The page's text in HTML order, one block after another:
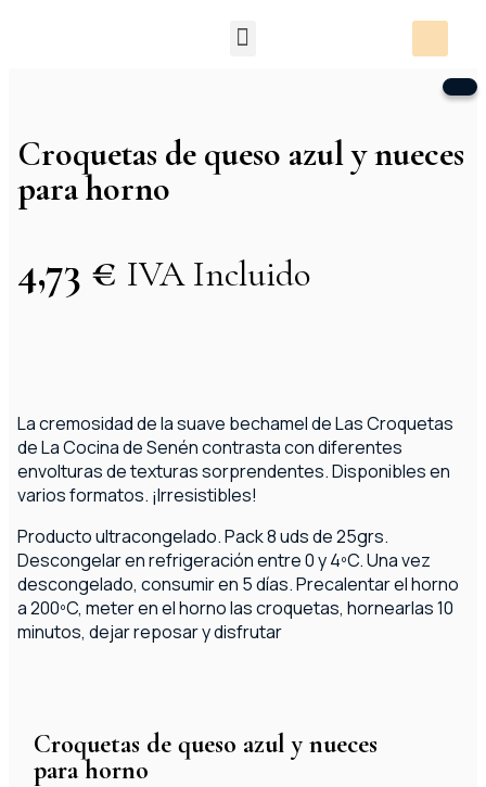
Croquetas de queso azul y nueces
para horno
4,73 € IVA Incluido
La cremosidad de la suave bechamel de Las Croquetas
de La Cocina de Senén contrasta con diferentes
envolturas de texturas sorprendentes. Disponibles en
varios formatos. ¡Irresistibles!
Producto ultracongelado. Pack 8 uds de 25grs.
Descongelar en refrigeración entre 0 y 4ºC. Una vez
descongelado, consumir en 5 días. Precalentar el horno
a 200ºC, meter en el horno las croquetas, hornearlas 10
minutos, dejar reposar y disfrutar
Croquetas de queso azul y nueces
para horno